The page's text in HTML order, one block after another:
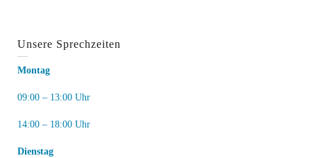
Unsere Sprechzeiten
Montag
09:00 – 13:00 Uhr
14:00 – 18:00 Uhr
Dienstag